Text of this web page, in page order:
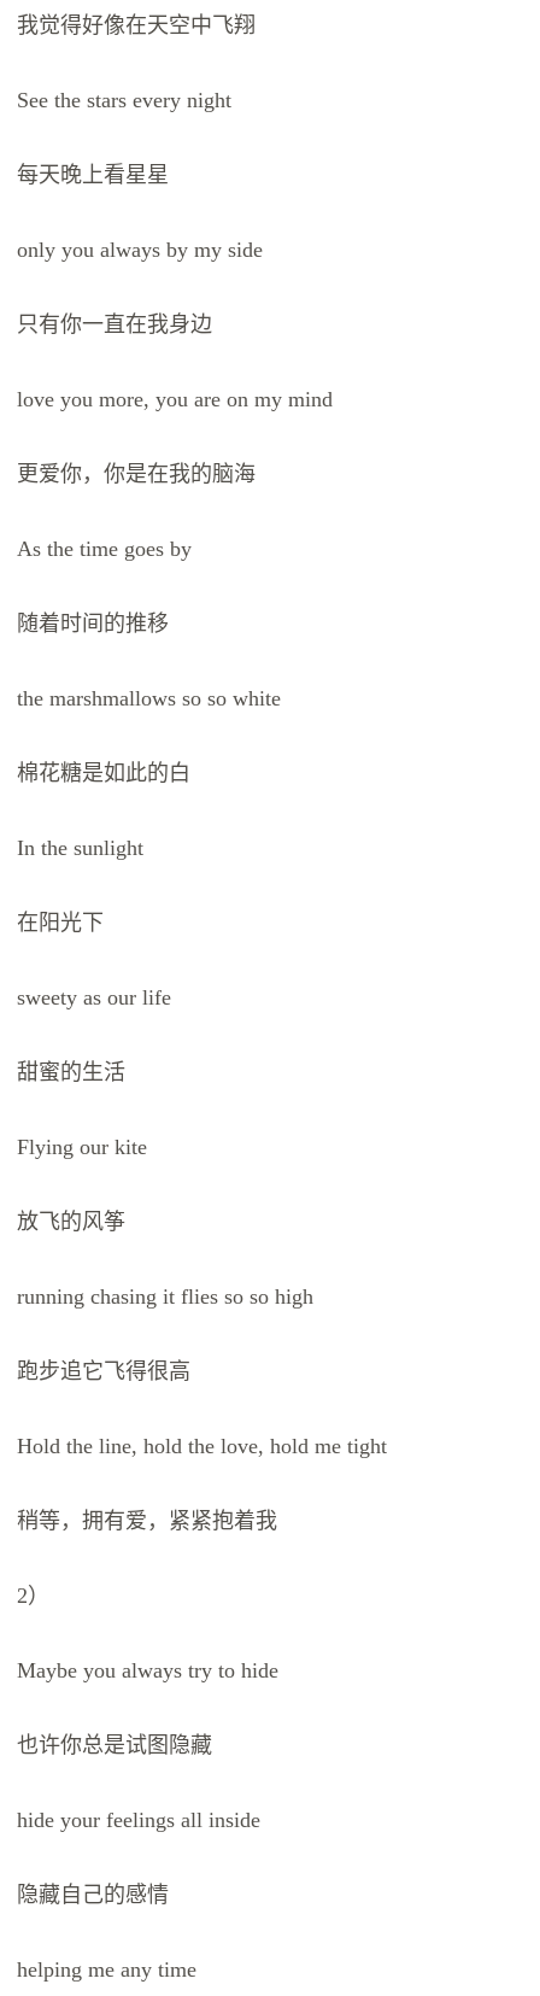
我觉得好像在天空中飞翔
See the stars every night
每天晚上看星星
only you always by my side
只有你一直在我身边
love you more, you are on my mind
更爱你，你是在我的脑海
As the time goes by
随着时间的推移
the marshmallows so so white
棉花糖是如此的白
In the sunlight
在阳光下
sweety as our life
甜蜜的生活
Flying our kite
放飞的风筝
running chasing it flies so so high
跑步追它飞得很高
Hold the line, hold the love, hold me tight
稍等，拥有爱，紧紧抱着我
2）
Maybe you always try to hide
也许你总是试图隐藏
hide your feelings all inside
隐藏自己的感情
helping me any time